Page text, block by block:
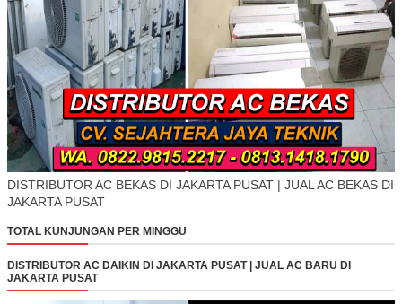
DISTRIBUTOR AC BEKAS DI JAKARTA PUSAT | JUAL AC BEKAS DI
JAKARTA PUSAT
TOTAL KUNJUNGAN PER MINGGU
DISTRIBUTOR AC DAIKIN DI JAKARTA PUSAT | JUAL AC BARU DI
JAKARTA PUSAT